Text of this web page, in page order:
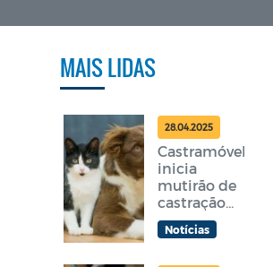
MAIS LIDAS
28.04.2025
Castramóvel
inicia
mutirão de
castração
gratuita em
Araruama
Notícias